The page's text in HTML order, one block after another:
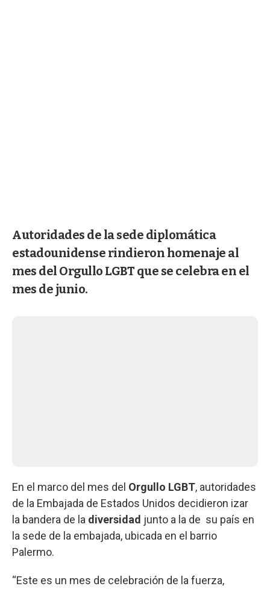
Autoridades de la sede diplomática
estadounidense rindieron homenaje al
mes del Orgullo LGBT que se celebra en el
mes de junio.
En el marco del mes del Orgullo LGBT, autoridades
de la Embajada de Estados Unidos decidieron izar
la bandera de la diversidad junto a la de su país en
la sede de la embajada, ubicada en el barrio
Palermo.
“Este es un mes de celebración de la fuerza,